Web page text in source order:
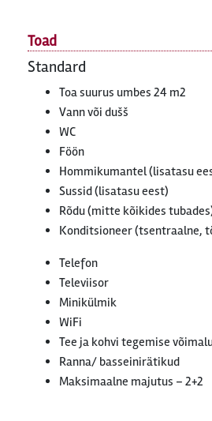
Toad
Standard
Toa suurus umbes 24 m2
Vann või dušš
WC
Föön
Hommikumantel (lisatasu
Sussid (lisatasu eest)
Rõdu (mitte kõikides
Konditsioneer (tsentraalne,
Telefon
Televiisor
Minikülmik
WiFi
Tee ja kohvi tegemise
Ranna/ basseinirätikud
Maksimaalne majutus – 2+2